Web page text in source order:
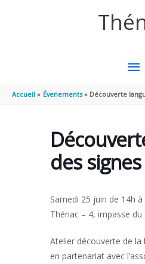
Accueil Évenements Découverte
des signes
Samedi 25 juin de 14h
Thénac – 4, impasse du
Atelier découverte de la
en partenariat avec